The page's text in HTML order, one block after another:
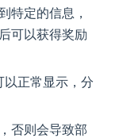
特定的信息，
可以获得奖励
以正常显示，分
否则会导致部